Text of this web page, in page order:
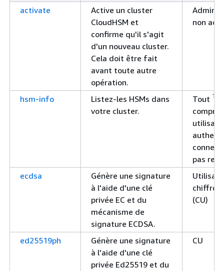
activate
Active un cluster
CloudHSM et
confirme qu'il s'agit
d'un nouveau cluster.
Cela doit être fait
avant toute autre
opération.
non
hsm-info
Listez-les HSMs dans
votre cluster.
Tout 1
compris
pas
ecdsa
Génère une signature
à l'aide d'une clé
privée EC et du
mécanisme de
signature ECDSA.
(CU)
ed25519ph
Génère une signature
à l'aide d'une clé
privée Ed25519 et du
CU